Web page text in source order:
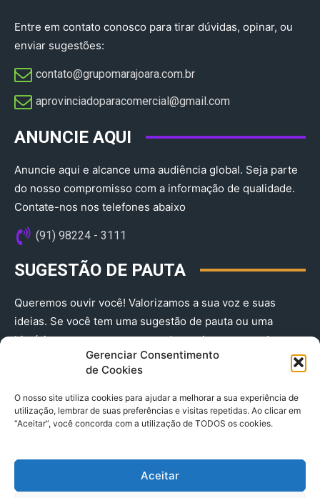
Gerenciar Consentimento
de Cookies
O nosso site utiliza cookies para ajudar a melhorar a sua experiência de
utilização, lembrar de suas preferências e visitas repetidas. Ao clicar em
“Aceitar”, você concorda com a utilização de TODOS os cookies.
Aceitar
Entre em contato conosco para tirar dúvidas, opinar, ou
enviar sugestões:
contato@grupomarajoara.com.br
aprovinciadoparacomercial@gmail.com​
ANUNCIE AQUI
Anuncie aqui e alcance uma audiência global. Seja parte
do nosso compromisso com a informação de qualidade.
Contate-nos nos telefones abaixo
(91) 98224 - 3111
SUGESTÃO DE PAUTA
Queremos ouvir você! Valorizamos a sua voz e suas
ideias. Se você tem uma sugestão de pauta ou uma
história que merece ser contada, envie-nos agora!
(91) 98224 - 3111
© 2025 A Província do Pará CNPJ: 04.901.141/0001-36 End .